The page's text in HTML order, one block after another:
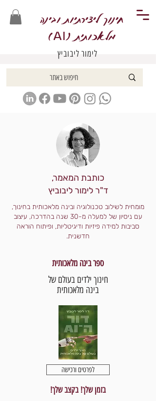
חינוך ליצירתיות ובינה
מלאכותית (AI
)
לימור ליבוביץ
כותבת המאמר,
ד"ר לימור ליבוביץ
מומחית לשילוב טכנולוגיה ובינה מלאכותית בחינוך,
עם ניסיון של למעלה מ-30 שנה בהדרכה, עיצוב
סביבות למידה פיזיות ודיגיטליות, ופיתוח הוראה
חדשנית.
ספר בינה מלאכותית
חינוך ילדים בעולם של
בינה מלאכותית
לפרטים ורכישה
בזמן שלך! בקצב שלך!